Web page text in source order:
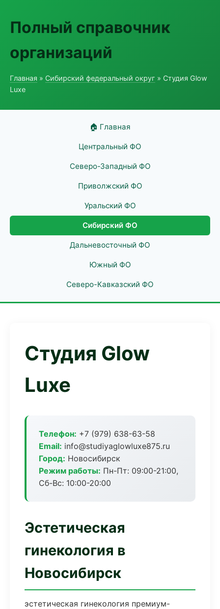
Полный справочник
организаций
Главная » Сибирский федеральный округ » Студия Glow
Luxe
🏠 Главная
Центральный ФО
Северо-Западный ФО
Приволжский ФО
Уральский ФО
Сибирский ФО
Дальневосточный ФО
Южный ФО
Северо-Кавказский ФО
Студия Glow
Luxe
Телефон: +7 (979) 638-63-58
Email: info@studiyaglowluxe875.ru
Город: Новосибирск
Режим работы: Пн-Пт: 09:00-21:00,
Сб-Вс: 10:00-20:00
Эстетическая
гинекология в
Новосибирск
эстетическая гинекология премиум-